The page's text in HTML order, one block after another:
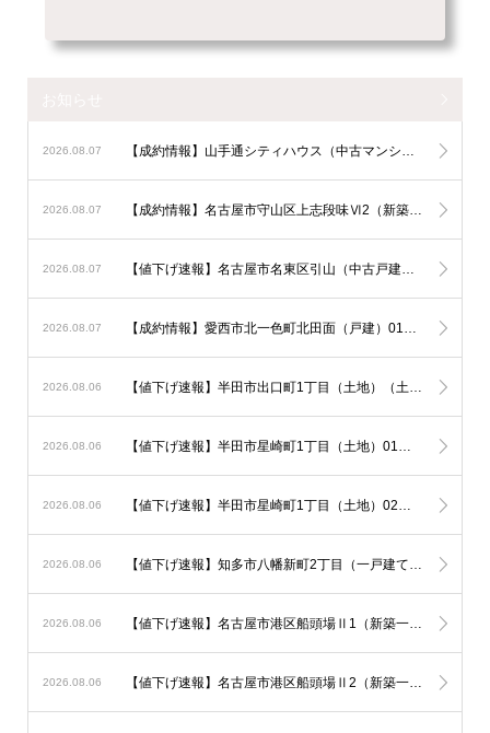
2026.08.07
2026.08.07 【成約情報】名古屋市守山区上志段味Ⅵ2（新築一戸建て）が販売終了
2026.08.07 【値下げ速報】名古屋市名東区引山（中古戸建）（一戸建て）が100万円ダウン！
2026.08.07
2026.08.06
2026.08.06
2026.08.06
2026.08.06
2026.08.06 【値下げ速報】名古屋市港区船頭場Ⅱ1（新築一戸建て）が300万円ダウン！
2026.08.06 【値下げ速報】名古屋市港区船頭場Ⅱ2（新築一戸建て）が300万円ダウン！